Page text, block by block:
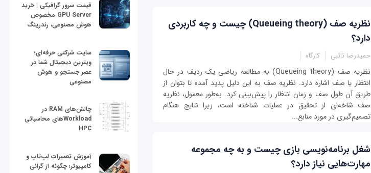
نظریه صف (Queueing theory) چیست و چه کاربردی
دارد؟
حمیدرضا تائبی کارگاه
نظریه صف (Queueing theory) به مطالعه ریاضی یک ردیف در حال
انتظار یا صف اشاره دارد. نظریه صف به این دلیل پدید آمده تا بتوان از
طریق آن طول صف و زمان انتظار را پیش‌بینی کرد. به‌طور معمول، نظریه
صف شاخه‌ای از تحقیق در عملیات شناخته است، زیرا نتایج هنگام
تصمیم‌گیری در مورد منابع...
شغل برنامه‌نویسی بازی چیست و به چه مجموعه
مهارت‌هایی نیاز دارد؟
قیمت سرور گرافیکی | خرید
GPU Server مخصوص
هوش مصنوعی، رندرینگ
سایت شرکتی حرفه‌ای؛
ویترین دیجیتال شما در
عصر جستجو و هوش
مصنوعی
چالش‌های RAM در
Workloadهای محاسباتی
HPC
آموزش تعمیرات لپ‌تاپ و
کامپیوتر؛ چگونه از گرانی